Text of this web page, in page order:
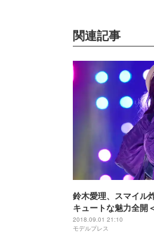
関連記事
鈴木愛理、スマイル
キュートな魅力全開
＞
2018.09.01 21:10
モデルプレス